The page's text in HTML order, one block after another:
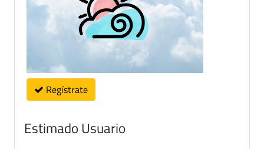
Regístrate
Estimado Usuario